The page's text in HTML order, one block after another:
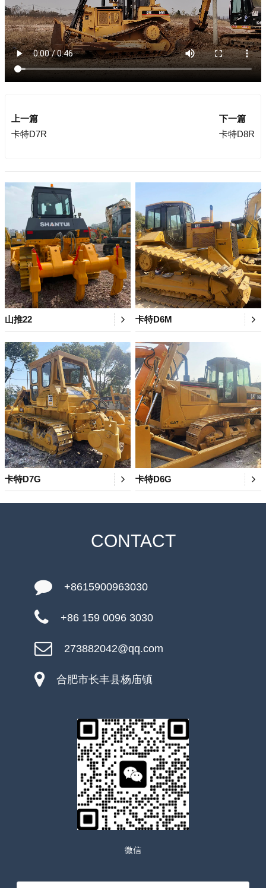
上一篇
卡特D7R
下一篇
卡特D8R
山推22 卡特D6M
卡特D7G 卡特D6G
CONTACT
+8615900963030
+86 159 0096 3030
273882042@qq.com
合肥市长丰县杨庙镇
微信